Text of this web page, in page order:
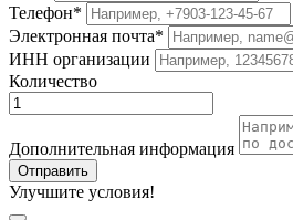
Телефон*
Электронная почта*
ИНН организации
Количество
Дополнительная информация
Отправить
Улучшите условия!